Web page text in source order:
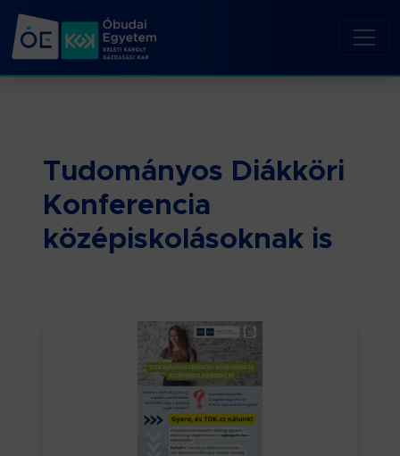
Tudományos Diákköri
Konferencia
középiskolásoknak is